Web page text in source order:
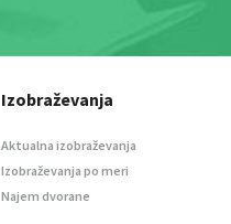
Izobraževanja
Aktualna izobraževanja
Izobraževanja po meri
Najem dvorane